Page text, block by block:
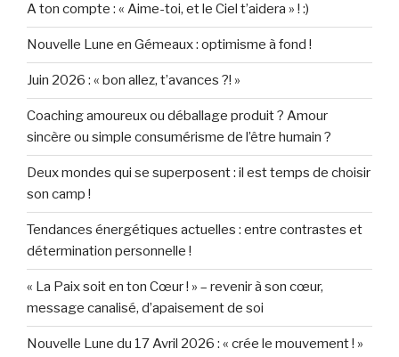
A ton compte : « Aime-toi, et le Ciel t’aidera » ! :)
Nouvelle Lune en Gémeaux : optimisme à fond !
Juin 2026 : « bon allez, t’avances ?! »
Coaching amoureux ou déballage produit ? Amour
sincère ou simple consumérisme de l’être humain ?
Deux mondes qui se superposent : il est temps de choisir
son camp !
Tendances énergétiques actuelles : entre contrastes et
détermination personnelle !
« La Paix soit en ton Cœur ! » – revenir à son cœur,
message canalisé, d’apaisement de soi
Nouvelle Lune du 17 Avril 2026 : « crée le mouvement ! »